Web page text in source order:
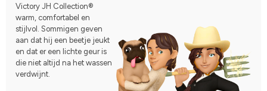
Victory JH Collection®
warm, comfortabel en
stijlvol. Sommigen geven
aan dat hij een beetje jeukt
en dat er een lichte geur is
die niet altijd na het wassen
verdwijnt.